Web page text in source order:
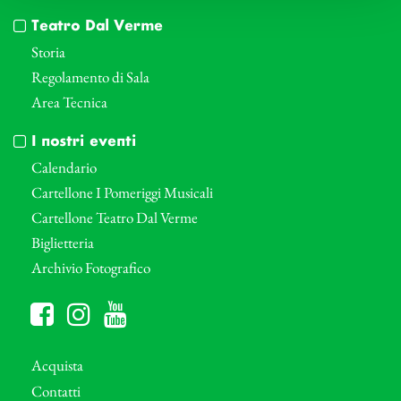
Teatro Dal Verme
Storia
Regolamento di Sala
Area Tecnica
I nostri eventi
Calendario
Cartellone I Pomeriggi Musicali
Cartellone Teatro Dal Verme
Biglietteria
Archivio Fotografico
Acquista
Contatti